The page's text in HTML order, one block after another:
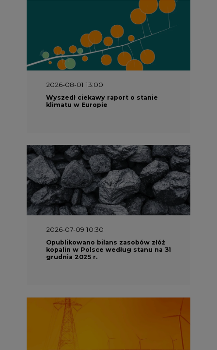
2026-08-01 13:00
Wyszedł ciekawy raport o stanie
klimatu w Europie
2026-07-09 10:30
Opublikowano bilans zasobów złóż
kopalin w Polsce według stanu na 31
grudnia 2025 r.